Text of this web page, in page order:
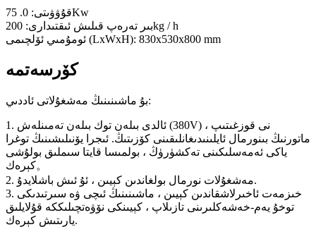
قۇۋۋىتى: 0. 75Kw
بىر تەرەپ قىلىش ئىقتىدارى: 200kg / h
ئومۇمىي ئۆلچىمى (LxWxH): 830x530x800 mm
كۆرسەتمە
بۇ ماشىنىنىڭ مەشغۇلاتى ئاددىي:
1. ئالدى بىلەن توك بىلەن تەمىنلەش (380V) نى قوزغىتىپ ،
ماتورنىڭ بىنورمال ئايلىنىدىغانلىقىنى كۆزىتىڭ. ئىجرا يۆنىلىشىنىڭ توغرا
ياكى ئەمەسلىكىنى تەكشۈرۈڭ ، بولمىسا قايتا سىملىق بولۇشى
كېرەك。
2. مەشغۇلات نورمال بولغاندىن كېيىن ، ئۇ ئىش باشلايدۇ.
3. خىزمەت ئاخىرلاشقاندىن كېيىن ، ماشىنىنىڭ ئىچى ۋە سىرتىدىكى
توخۇ يەم-خەشەكلىرىنى تازىلاپ ، كېيىنكى نۆۋەتچىلىككە قۇلايلىق
يارىتىش كېرەك.